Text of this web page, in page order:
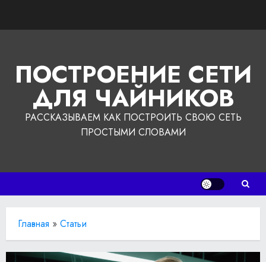
ПОСТРОЕНИЕ СЕТИ
ДЛЯ ЧАЙНИКОВ
РАССКАЗЫВАЕМ КАК ПОСТРОИТЬ СВОЮ СЕТЬ
ПРОСТЫМИ СЛОВАМИ
Главная » Статьи